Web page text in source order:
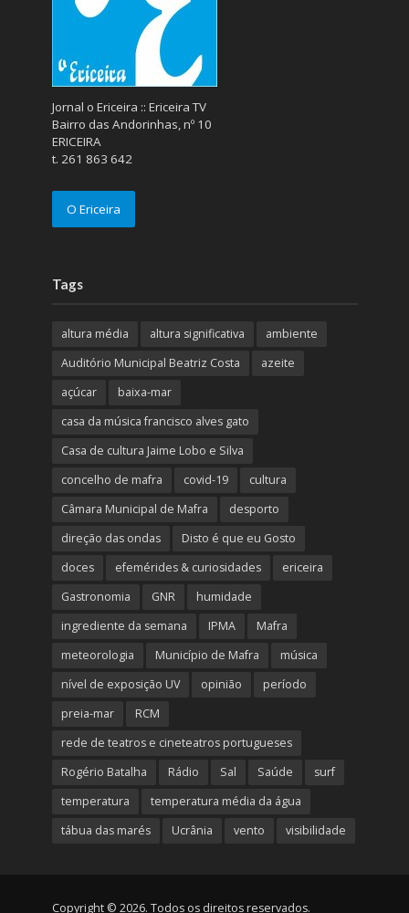
Jornal o Ericeira :: Ericeira TV
Bairro das Andorinhas, nº 10
ERICEIRA
t. 261 863 642
O Ericeira
Tags
altura média altura significativa
ambiente
Auditório Municipal Beatriz Costa
azeite
açúcar
baixa-mar
casa da música francisco alves gato
Casa de cultura Jaime Lobo e Silva
concelho de mafra
covid-19
cultura
Câmara Municipal de Mafra
desporto
direção das ondas
Disto é que eu Gosto
doces
efemérides & curiosidades
ericeira
Gastronomia
GNR
humidade
ingrediente da semana
IPMA
Mafra
meteorologia
Município de Mafra
música
nível de exposição UV
opinião
período
preia-mar
RCM
rede de teatros e cineteatros portugueses
Rogério Batalha
Rádio Sal Saúde
surf
temperatura
temperatura média da água
tábua das marés
Ucrânia vento visibilidade
Copyright © 2026. Todos os direitos reservados.